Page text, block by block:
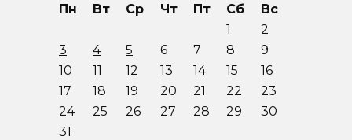
Пн Вт Ср Чт Пт Сб
Вс
1
2
3
4 5 6 7 8
9
10
11 12 13 14 15
16
17
18 19 20 21 22
23
24
25 26 27 28 29
30
31